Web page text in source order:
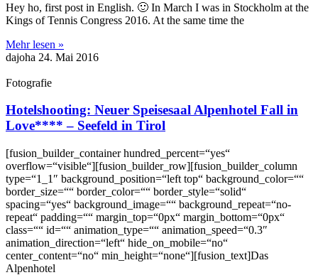
Hey ho, first post in English. 🙂 In March I was in Stockholm at the
Kings of Tennis Congress 2016. At the same time the
Mehr lesen »
dajoha 24. Mai 2016
Fotografie
Hotelshooting: Neuer Speisesaal Alpenhotel Fall in
Love**** – Seefeld in Tirol
[fusion_builder_container hundred_percent=“yes“
overflow=“visible“][fusion_builder_row][fusion_builder_column
type=“1_1″ background_position=“left top“ background_color=““
border_size=““ border_color=““ border_style=“solid“
spacing=“yes“ background_image=““ background_repeat=“no-
repeat“ padding=““ margin_top=“0px“ margin_bottom=“0px“
class=““ id=““ animation_type=““ animation_speed=“0.3″
animation_direction=“left“ hide_on_mobile=“no“
center_content=“no“ min_height=“none“][fusion_text]Das
Alpenhotel